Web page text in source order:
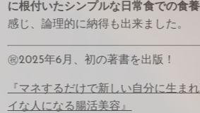
に根付いたシンプルな日常食での
感じ、論理的に納得も出来ました
㊗2025年6月、初の著書を出版！
『マネするだけで新しい自分に生
イな人になる腸活美容』